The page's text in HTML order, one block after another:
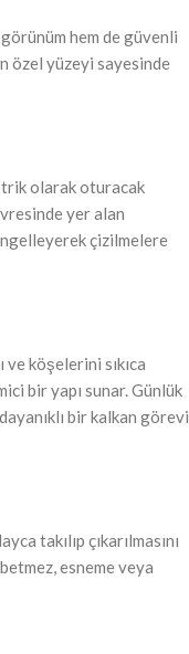
görünüm hem de güvenli
özel yüzeyi sayesinde
olarak oturacak
yer alan
çizilmelere
ve köşelerini sıkıca
bir yapı sunar. Günlük
bir kalkan görevi
takılıp çıkarılmasını
esneme veya